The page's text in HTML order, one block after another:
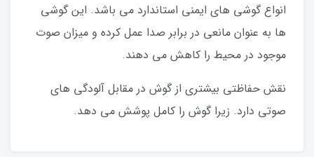
انواع گوشی های ایمنی استاندارد می باشد. این گوشی
ها به عنوان مانعی در برابر صدا عمل کرده و میزان صوت
موجود در محیط را کاهش می دهند.
نقش حفاظتی بیشتری از گوش در مقابل آلودگی های
صوتی دارد. زیرا گوش را کامل پوشش می دهد.